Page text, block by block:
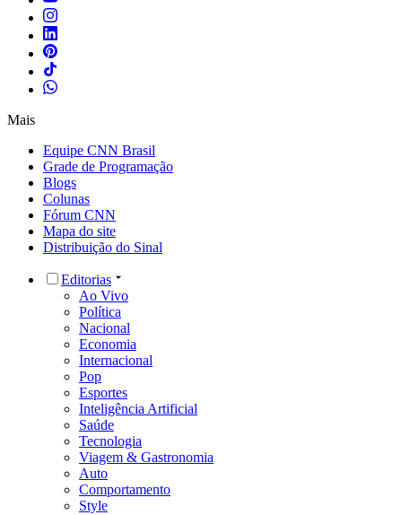
Mais
Equipe CNN Brasil
Grade de Programação
Blogs
Colunas
Fórum CNN
Mapa do site
Distribuição do Sinal
Editorias
Ao Vivo
Política
Nacional
Economia
Internacional
Pop
Esportes
Inteligência Artificial
Saúde
Tecnologia
Viagem & Gastronomia
Auto
Comportamento
Style